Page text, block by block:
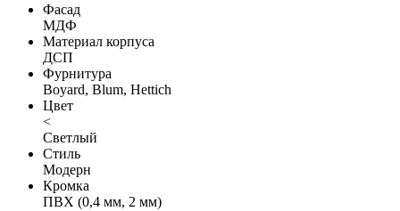
Фасад
МДФ
Материал корпуса
ДСП
Фурнитура
Boyard, Blum, Hettich
Цвет
<
Светлый
Стиль
Модерн
Кромка
ПВХ (0,4 мм, 2 мм)